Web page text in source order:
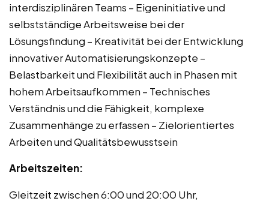
interdisziplinären Teams – Eigeninitiative und
selbstständige Arbeitsweise bei der
Lösungsfindung – Kreativität bei der Entwicklung
innovativer Automatisierungskonzepte –
Belastbarkeit und Flexibilität auch in Phasen mit
hohem Arbeitsaufkommen – Technisches
Verständnis und die Fähigkeit, komplexe
Zusammenhänge zu erfassen – Zielorientiertes
Arbeiten und Qualitätsbewusstsein
Arbeitszeiten:
Gleitzeit zwischen 6:00 und 20:00 Uhr,